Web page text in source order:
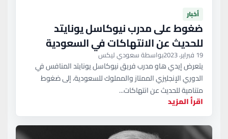
أخبار
ضغوط على مدرب نيوكاسل يونايتد
للحديث عن الانتهاكات في السعودية
19 فبراير، 2023 بواسطة سعودي ليكس
يتعرض إيدي هاو مدرب فريق نيوكاسل يونايتد المنافس في
الدوري الإنجليزي الممتاز والمملوك للسعودية، إلى ضغوط
متنامية للحديث عن انتهاكات...
اقرأ المزيد